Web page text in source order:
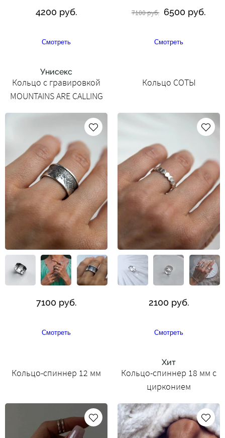
4200 руб.
Смотреть
7100 руб. 6500 руб.
Смотреть
Унисекс
Кольцо с гравировкой
MOUNTAINS ARE CALLING
7100 руб.
Смотреть
Кольцо СОТЫ
2100 руб.
Смотреть
Кольцо-спиннер 12 мм
Хит
Кольцо-спиннер 18 мм с
цирконием